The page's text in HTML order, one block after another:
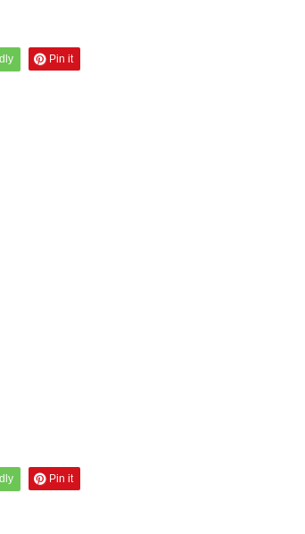
Pin it
Pin it